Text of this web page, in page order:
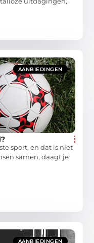
AANBIEDINGEN
sport, en dat is niet
samen, daagt je
AANBIEDINGEN